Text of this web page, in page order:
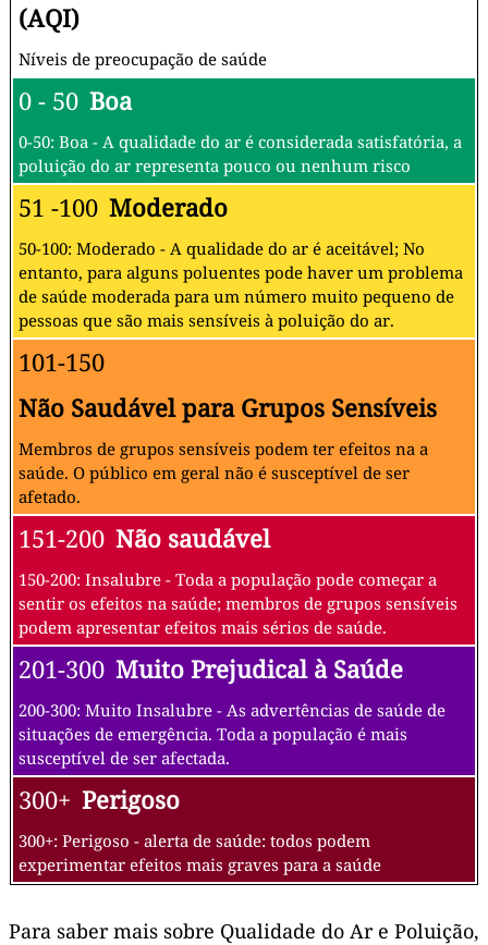
(AQI)
Níveis de preocupação de saúde
0 - 50 Boa
0-50: Boa - A qualidade do ar é considerada satisfatória, a
poluição do ar representa pouco ou nenhum risco
51 -100 Moderado
50-100: Moderado - A qualidade do ar é aceitável; No
entanto, para alguns poluentes pode haver um problema
de saúde moderada para um número muito pequeno de
pessoas que são mais sensíveis à poluição do ar.
101-150
Não Saudável para Grupos Sensíveis
Membros de grupos sensíveis podem ter efeitos na a
saúde. O público em geral não é susceptível de ser
afetado.
151-200 Não saudável
150-200: Insalubre - Toda a população pode começar a
sentir os efeitos na saúde; membros de grupos sensíveis
podem apresentar efeitos mais sérios de saúde.
201-300 Muito Prejudical à Saúde
200-300: Muito Insalubre - As advertências de saúde de
situações de emergência. Toda a população é mais
susceptível de ser afectada.
300+ Perigoso
300+: Perigoso - alerta de saúde: todos podem
experimentar efeitos mais graves para a saúde
Para saber mais sobre Qualidade do Ar e Poluição,